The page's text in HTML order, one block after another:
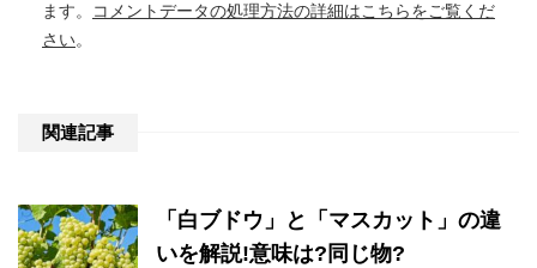
ます。
コメントデータの処理方法の詳細はこちらをご覧くだ
さい。
関連記事
「白ブドウ」と「マスカット」の違
いを解説!意味は?同じ物?